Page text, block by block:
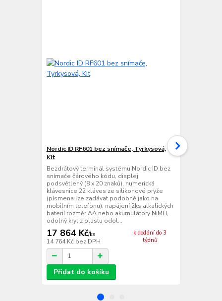
Nordic ID RF601 bez snímače, Tyrkysová,
Kit
Bezdrátový terminál systému Nordic ID bez
snímače čárového kódu, displej
podsvětlený (8 x 20 znaků), numerická
klávesnice 22 kláves ze silikonové pryže
(písmena lze zadávat podobně jako na
mobilním telefonu), napájení 2ks alkalických
baterií rozměr AA nebo akumulátory NiMH,
odolný kryt z plastu odol...
17 864 Kč/ks
14 764 Kč bez DPH
k dodání do 3
týdnů
Přidat do košíku
Nordic ID